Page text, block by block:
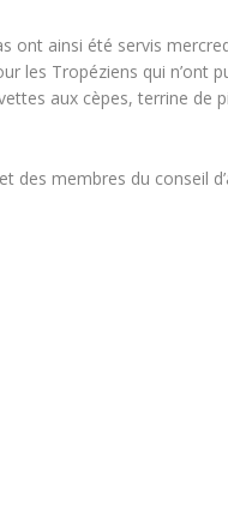
ont ainsi été servis
les Tropéziens qui n’ont
aux cèpes, terrine de
des membres du conseil